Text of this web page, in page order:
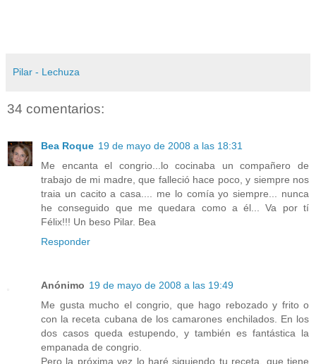
Pilar - Lechuza
34 comentarios:
Bea Roque 19 de mayo de 2008 a las 18:31
Me encanta el congrio...lo cocinaba un compañero de
trabajo de mi madre, que falleció hace poco, y siempre nos
traia un cacito a casa.... me lo comía yo siempre... nunca
he conseguido que me quedara como a él... Va por tí
Félix!!! Un beso Pilar. Bea
Responder
Anónimo 19 de mayo de 2008 a las 19:49
Me gusta mucho el congrio, que hago rebozado y frito o
con la receta cubana de los camarones enchilados. En los
dos casos queda estupendo, y también es fantástica la
empanada de congrio.
Pero la próxima vez lo haré siguiendo tu receta, que tiene